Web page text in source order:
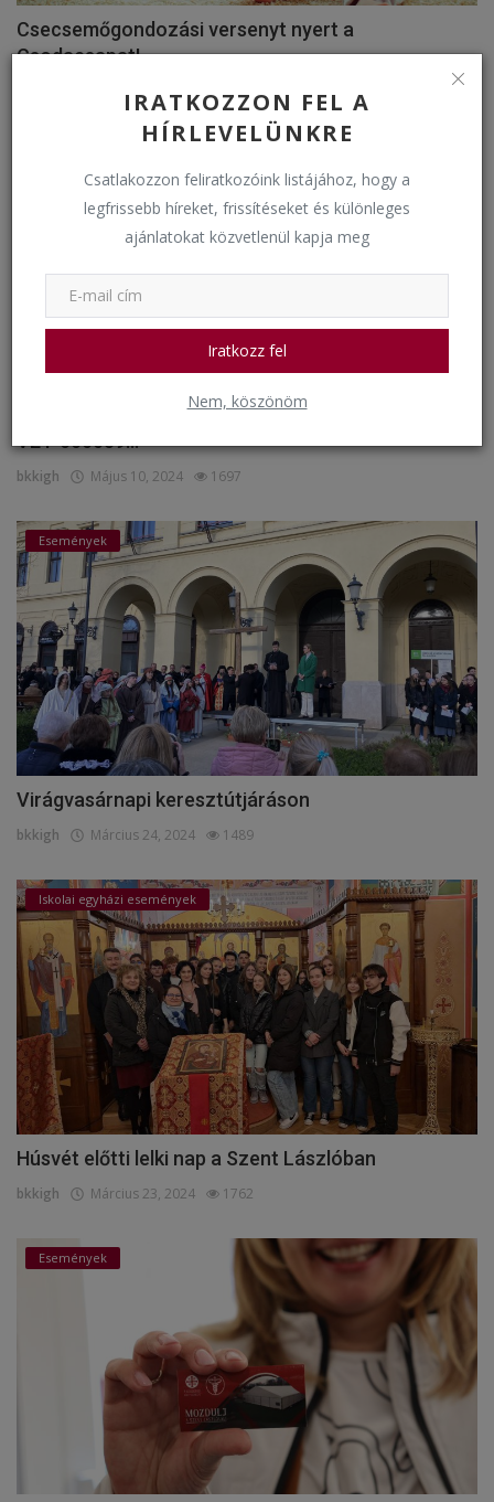
IRATKOZZON FEL A
HÍRLEVELÜNKRE
Csatlakozzon feliratkozóink listájához, hogy a
legfrissebb híreket, frissítéseket és különleges
ajánlatokat közvetlenül kapja meg
Iratkozz fel
Nem, köszönöm
Csecsemőgondozási versenyt nyert a
Csodacsapat!
Május 17, 2024 1733
Oktatói mobilitás Erasmus+ 2022.1.HU01-KA121-
VET-000059...
bkkigh Május 10, 2024 1697
Események
Virágvasárnapi keresztútjáráson
bkkigh Március 24, 2024 1489
Iskolai egyházi események
Húsvét előtti lelki nap a Szent Lászlóban
bkkigh Március 23, 2024 1762
Események